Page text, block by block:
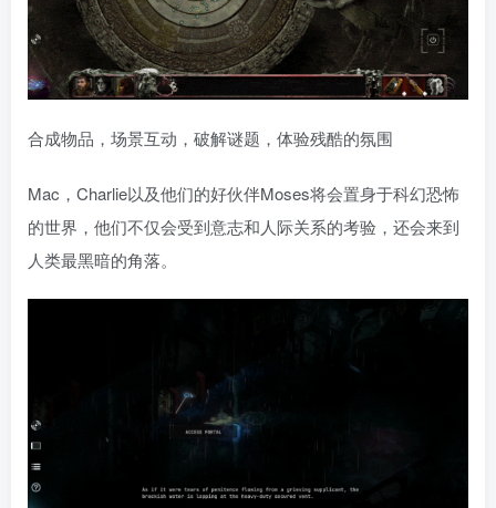
合成物品，场景互动，破解谜题，体验残酷的氛围
Mac，Charlie以及他们的好伙伴Moses将会置身于科幻恐怖
的世界，他们不仅会受到意志和人际关系的考验，还会来到
人类最黑暗的角落。